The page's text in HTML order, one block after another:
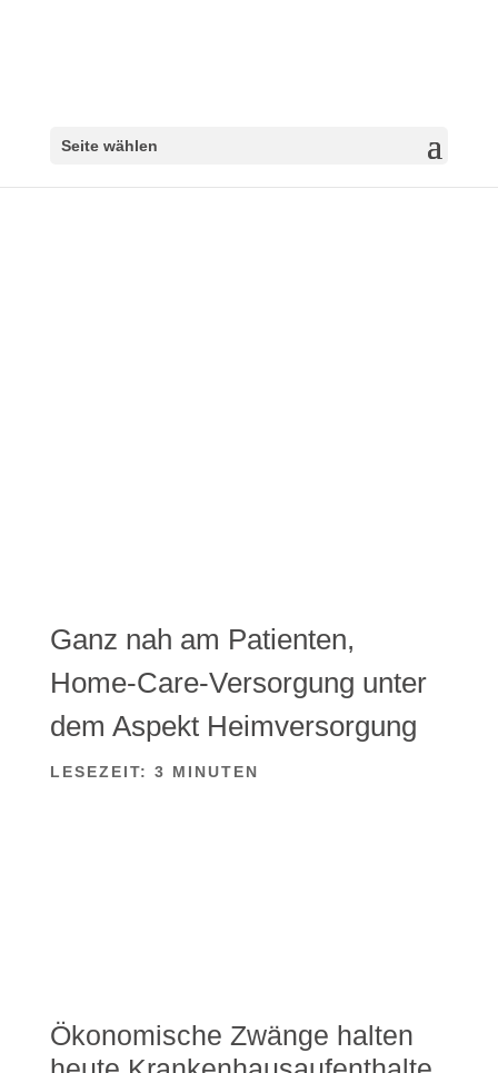
Seite wählen
Ganz nah am Patienten,
Home-Care-Versorgung unter
dem Aspekt Heimversorgung
LESEZEIT: 3 MINUTEN
Ökonomische Zwänge halten